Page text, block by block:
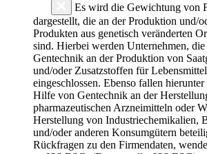
Es wird die Gewichtung von
dargestellt, die an der Produktion und/
Produkten aus genetisch veränderten
sind. Hierbei werden Unternehmen,
Gentechnik an der Produktion von
und/oder Zusatzstoffen für
eingeschlossen. Ebenso fallen
Hilfe von Gentechnik an der
pharmazeutischen Arzneimitteln oder
Herstellung von Industriechemikalien,
und/oder anderen Konsumgütern
Rückfragen zu den Firmendaten,